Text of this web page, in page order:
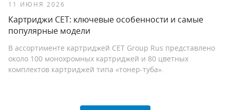
11 ИЮНЯ 2026
Картриджи СЕТ: ключевые особенности и самые
популярные модели
В ассортименте картриджей CET Group Rus представлено
около 100 монохромных картриджей и 80 цветных
комплектов картриджей типа «тонер-туба».